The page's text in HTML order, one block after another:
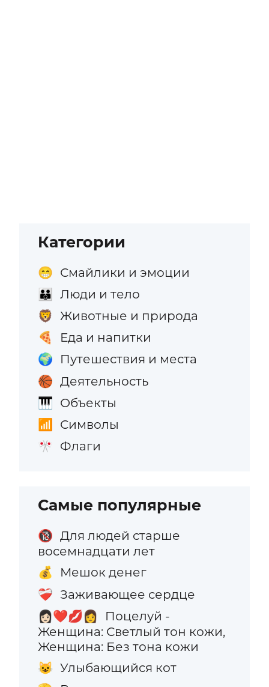
Категории
😁 Смайлики и эмоции
👪 Люди и тело
🦁 Животные и природа
🍕 Еда и напитки
🌍 Путешествия и места
🏀 Деятельность
🎹 Объекты
📶 Символы
🎌 Флаги
Самые популярные
🔞 Для людей старше
восемнадцати лет
💰 Мешок денег
❤️‍🩹 Заживающее сердце
👩🏻‍❤️‍💋‍👩
Поцелуй -
Женщина: Светлый тон кожи,
Женщина: Без тона кожи
😺 Улыбающийся кот